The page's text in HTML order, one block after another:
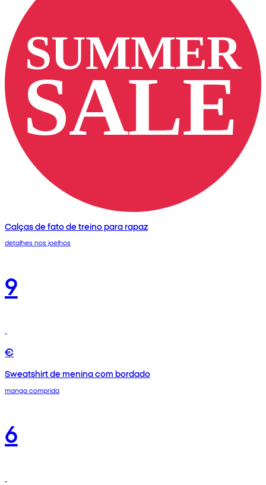
Calças de fato de treino para rapaz
detalhes nos joelhos
9
€
Sweatshirt de menina com bordado
manga comprida
6